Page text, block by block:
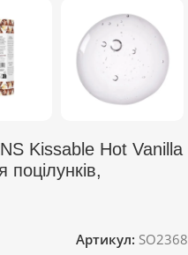
Kissable Hot Vanilla
Артикул: SO2368